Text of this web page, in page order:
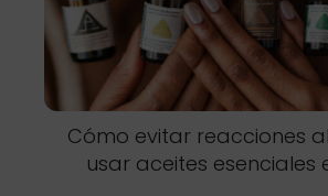
Cómo evitar reacciones
usar aceites esenciales